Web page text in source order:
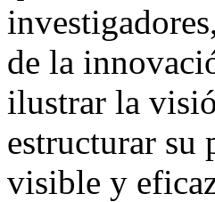
de la
ilustrar la
estructurar su
visible y